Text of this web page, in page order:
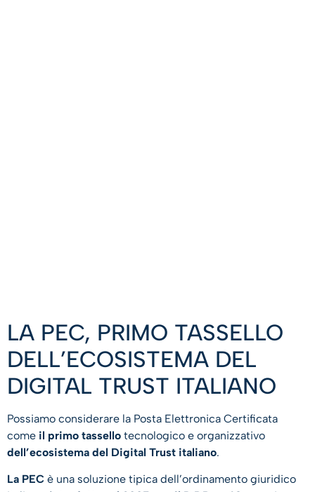
LA PEC, PRIMO TASSELLO
DELL’ECOSISTEMA DEL
DIGITAL TRUST ITALIANO
Possiamo considerare la Posta Elettronica Certificata
come il primo tassello tecnologico e organizzativo
dell’ecosistema del Digital Trust italiano.
La PEC è una soluzione tipica dell’ordinamento giuridico